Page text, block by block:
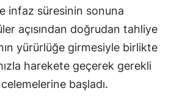
Kırklareli
Kırşehir
Kocaeli
Konya
infaz süresinin sonuna
açısından doğrudan tahliye
yürürlüğe girmesiyle birlikte
harekete geçerek gerekli
başladı.